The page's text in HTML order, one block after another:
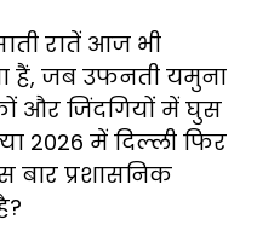
रातें आज भी
हैं, जब उफनती यमुना
और जिंदगियों में घुस
2026 में दिल्ली फिर
बार प्रशासनिक